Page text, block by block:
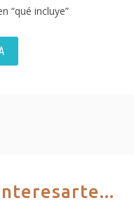
“qué incluye”